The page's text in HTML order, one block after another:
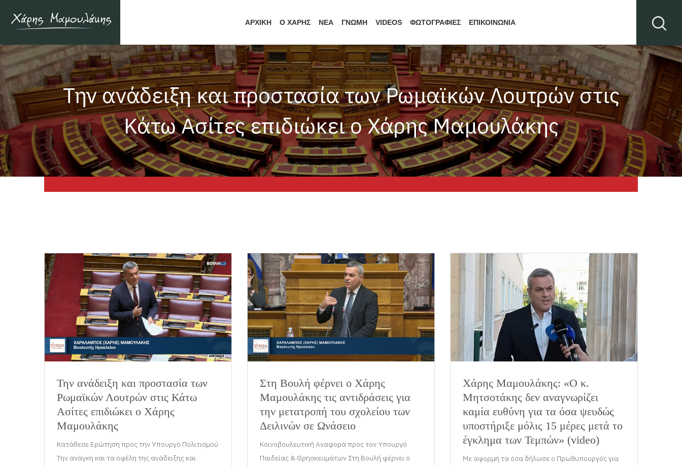
ΑΡΧΙΚΗ Ο ΧΑΡΗΣ ΝΕΑ ΓΝΩΜΗ VIDEOS ΦΩΤΟΓΡΑΦΙΕΣ ΕΠΙΚΟΙΝΩΝΙΑ
Την ανάδειξη και προστασία των Ρωμαϊκών Λουτρών στις
Κάτω Ασίτες επιδιώκει ο Χάρης Μαμουλάκης
Την ανάδειξη και προστασία των
Ρωμαϊκών Λουτρών στις Κάτω
Ασίτες επιδιώκει ο Χάρης
Μαμουλάκης
Κατάθεσε Ερώτηση προς την Υπουργό Πολιτισμού
Την ανάγκη και τα οφέλη της ανάδειξης και
Στη Βουλή φέρνει ο Χάρης
Μαμουλάκης τις αντιδράσεις για
την μετατροπή του σχολείου των
Δειλινών σε Ωνάσειο
Κοινοβουλευτική Αναφορά προς τον Υπουργό
Παιδείας & Θρησκευμάτων Στη Βουλή φέρνει ο
Χάρης Μαμουλάκης: «Ο κ.
Μητσοτάκης δεν αναγνωρίζει
καμία ευθύνη για τα όσα ψευδώς
υποστήριξε μόλις 15 μέρες μετά το
έγκλημα των Τεμπών» (video)
Με αφορμή τα όσα δήλωσε ο Πρωθυπουργός για